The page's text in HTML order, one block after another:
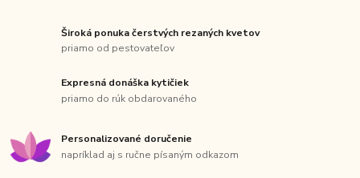
Široká ponuka čerstvých rezaných kvetov
priamo od pestovateľov
Expresná donáška kytičiek
priamo do rúk obdarovaného
Personalizované doručenie
napríklad aj s ručne písaným odkazom